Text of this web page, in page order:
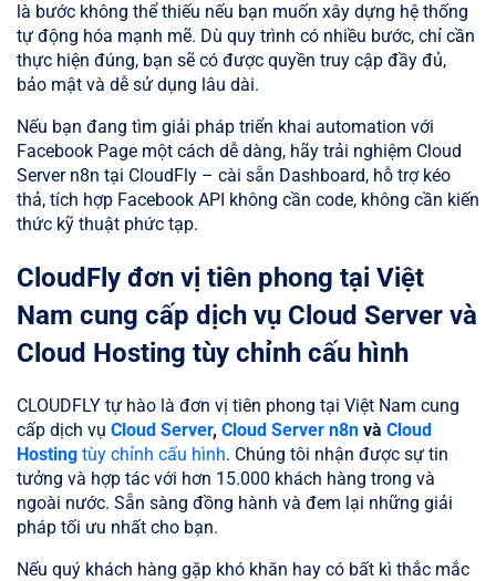
là bước không thể thiếu nếu bạn muốn xây dựng hệ thống
tự động hóa mạnh mẽ. Dù quy trình có nhiều bước, chỉ cần
thực hiện đúng, bạn sẽ có được quyền truy cập đầy đủ,
bảo mật và dễ sử dụng lâu dài.
Nếu bạn đang tìm giải pháp triển khai automation với
Facebook Page một cách dễ dàng, hãy trải nghiệm Cloud
Server n8n tại CloudFly – cài sẵn Dashboard, hỗ trợ kéo
thả, tích hợp Facebook API không cần code, không cần kiến
thức kỹ thuật phức tạp.
CloudFly đơn vị tiên phong tại Việt
Nam cung cấp dịch vụ Cloud Server và
Cloud Hosting tùy chỉnh cấu hình
CLOUDFLY tự hào là đơn vị tiên phong tại Việt Nam cung
cấp dịch vụ Cloud Server, Cloud Server n8n và Cloud
Hosting tùy chỉnh cấu hình. Chúng tôi nhận được sự tin
tưởng và hợp tác với hơn 15.000 khách hàng trong và
ngoài nước. Sẵn sàng đồng hành và đem lại những giải
pháp tối ưu nhất cho bạn.
Nếu quý khách hàng gặp khó khăn hay có bất kì thắc mắc